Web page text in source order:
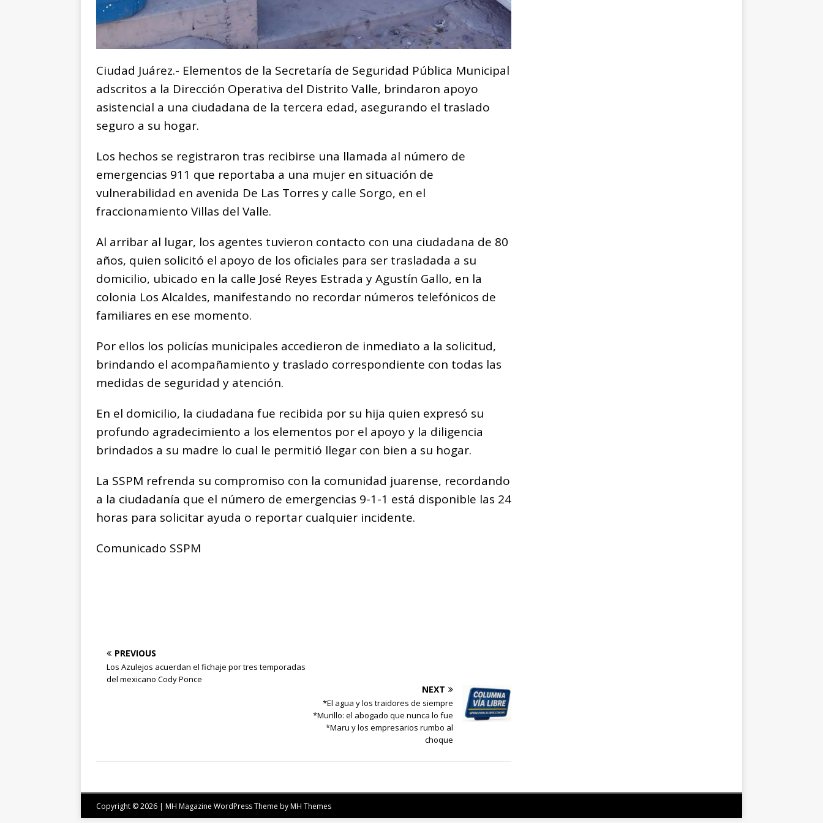
Ciudad Juárez.- Elementos de la Secretaría de Seguridad Pública Municipal
adscritos a la Dirección Operativa del Distrito Valle, brindaron apoyo
asistencial a una ciudadana de la tercera edad, asegurando el traslado
seguro a su hogar.
Los hechos se registraron tras recibirse una llamada al número de
emergencias 911 que reportaba a una mujer en situación de
vulnerabilidad en avenida De Las Torres y calle Sorgo, en el
fraccionamiento Villas del Valle.
Al arribar al lugar, los agentes tuvieron contacto con una ciudadana de 80
años, quien solicitó el apoyo de los oficiales para ser trasladada a su
domicilio, ubicado en la calle José Reyes Estrada y Agustín Gallo, en la
colonia Los Alcaldes, manifestando no recordar números telefónicos de
familiares en ese momento.
Por ellos los policías municipales accedieron de inmediato a la solicitud,
brindando el acompañamiento y traslado correspondiente con todas las
medidas de seguridad y atención.
En el domicilio, la ciudadana fue recibida por su hija quien expresó su
profundo agradecimiento a los elementos por el apoyo y la diligencia
brindados a su madre lo cual le permitió llegar con bien a su hogar.
La SSPM refrenda su compromiso con la comunidad juarense, recordando
a la ciudadanía que el número de emergencias 9-1-1 está disponible las 24
horas para solicitar ayuda o reportar cualquier incidente.
Comunicado SSPM
PREVIOUS
Los Azulejos acuerdan el fichaje por tres temporadas
del mexicano Cody Ponce
NEXT
*El agua y los traidores de siempre
*Murillo: el abogado que nunca lo fue
*Maru y los empresarios rumbo al
choque
Copyright © 2026 | MH Magazine WordPress Theme byMH Themes